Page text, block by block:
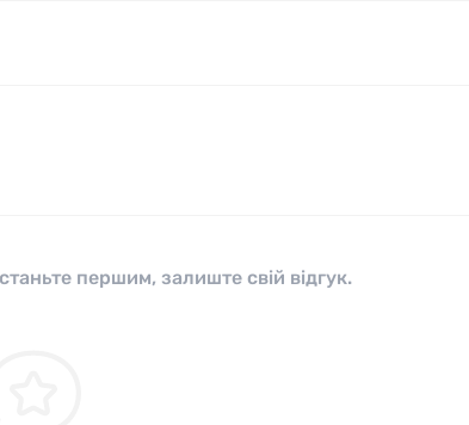
першим, залиште свій відгук.